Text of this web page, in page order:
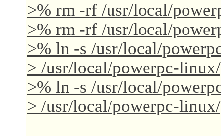
>% rm -rf /usr/local/
>% rm -rf /usr/local/
>% ln -s /usr/local/
> /usr/local/powerpc-
>% ln -s /usr/local/
> /usr/local/powerpc-